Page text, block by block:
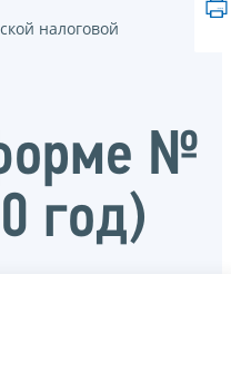
налоговой
№
год)